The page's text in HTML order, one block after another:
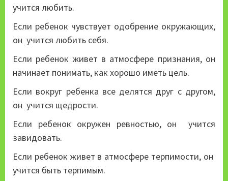
учится любить.
Если ребенок чувствует одобрение окружающих,
он учится любить себя.
Если ребенок живет в атмосфере признания, он
начинает понимать, как хорошо иметь цель.
Если вокруг ребенка все делятся друг с другом,
он учится щедрости.
Если ребенок окружен ревностью, он учится
завидовать.
Если ребенок живет в атмосфере терпимости, он
учится быть терпимым.